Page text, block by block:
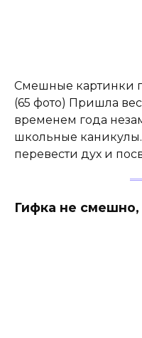
Смешные картинки
(65 фото) Пришла
временем года
школьные
перевести дух и
Гифка не